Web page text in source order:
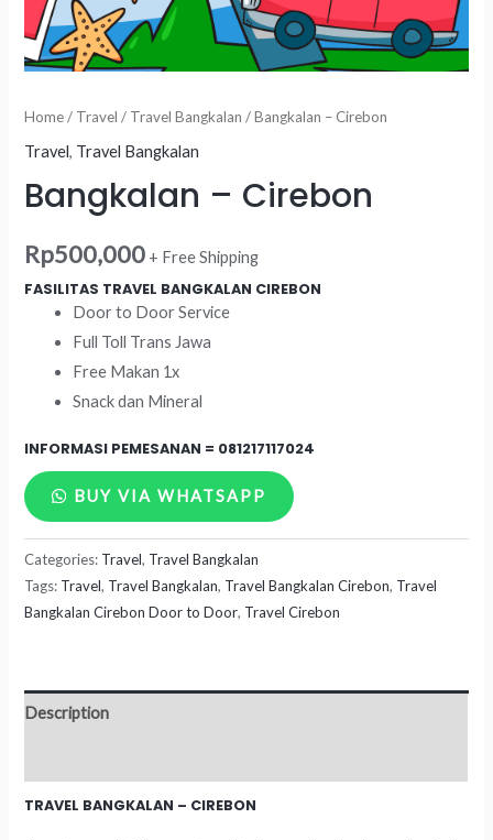
Home/ Travel / Travel Bangkalan / Bangkalan – Cirebon
Travel, Travel Bangkalan
Bangkalan – Cirebon
Rp500,000 + Free Shipping
FASILITAS TRAVEL BANGKALAN CIREBON
Door to Door Service
Full Toll Trans Jawa
Free Makan 1x
Snack dan Mineral
INFORMASI PEMESANAN = 081217117024
BUY VIA WHATSAPP
Bangkalan
-
Cirebon
quantity
Categories: Travel, Travel Bangkalan
Tags: Travel, Travel Bangkalan, Travel Bangkalan Cirebon, Travel
Bangkalan Cirebon Door to Door, Travel Cirebon
Description
TRAVEL BANGKALAN – CIREBON